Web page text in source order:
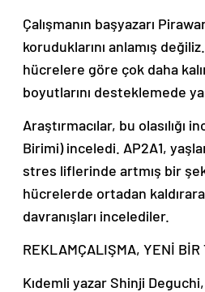
Çalışmanın başyazarı
koruduklarını anlamış
hücrelere göre çok daha
boyutlarını desteklemede
Araştırmacılar, bu olasılığı
Birimi) inceledi. AP2A1,
stres liflerinde artmış bir
hücrelerde ortadan
davranışları incelediler.
REKLAMÇALIŞMA, YENİ BİR
Kıdemli yazar Shinji